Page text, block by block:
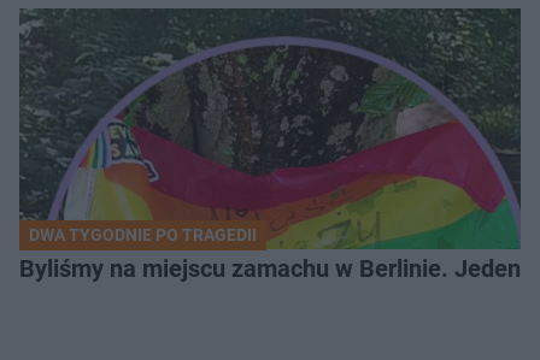
DWA TYGODNIE PO TRAGEDII
Byliśmy na miejscu zamachu w Berlinie. Jeden